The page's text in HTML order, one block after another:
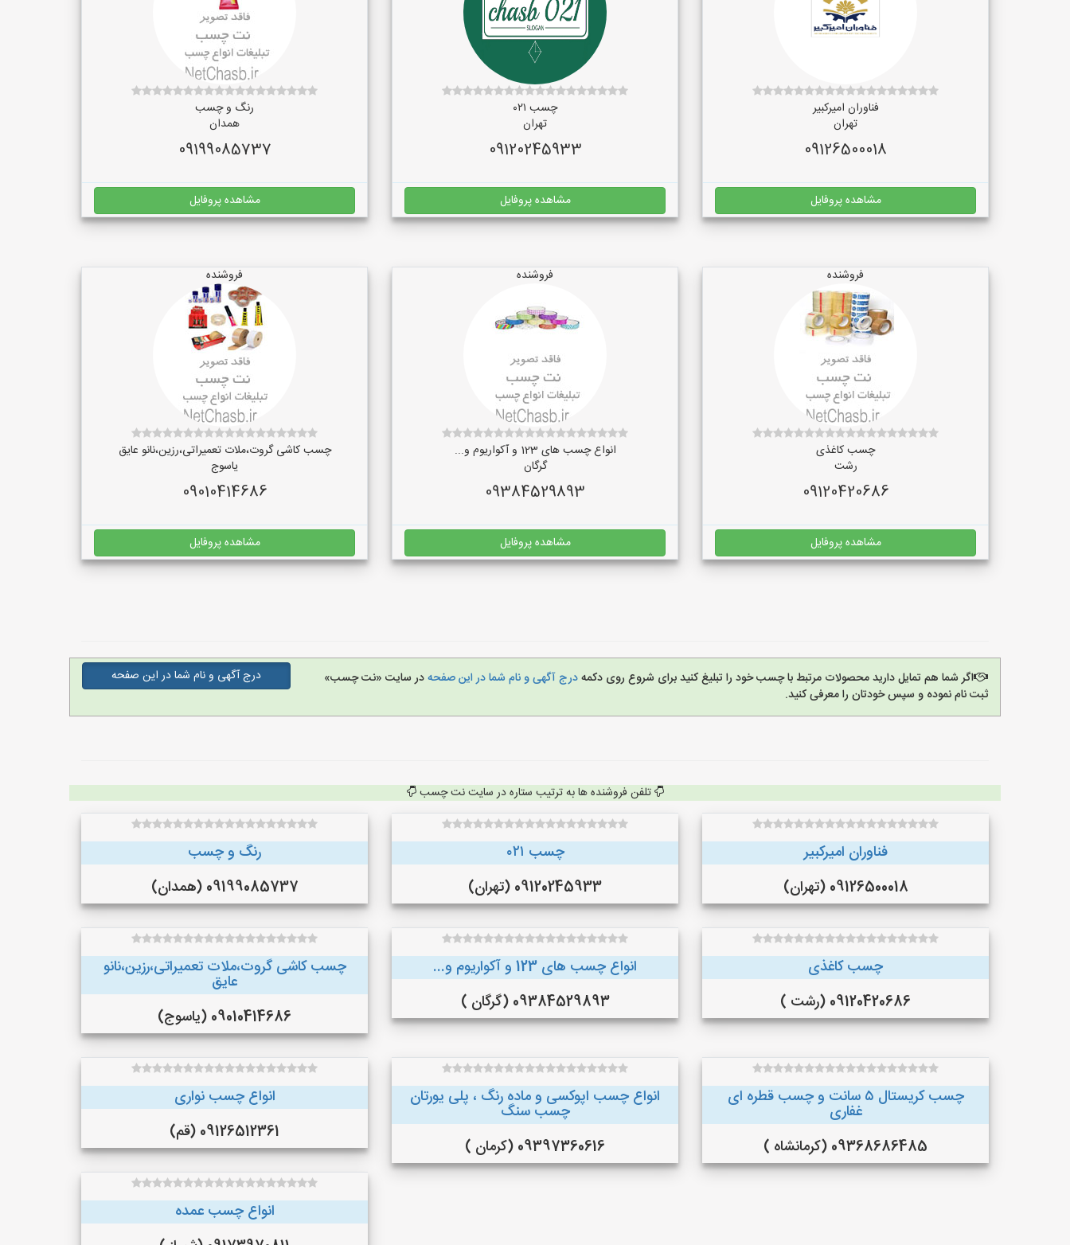
فناوران امیرکبیر
تهران
09126500018
مشاهده پروفایل
چسب ۰۲۱
تهران
09120245933
مشاهده پروفایل
رنگ و چسب
همدان
09199085737
مشاهده پروفایل
فروشنده
چسب کاغذی
رشت
09120420686
مشاهده پروفایل
فروشنده
انواع چسب های 123 و آکواریوم و...
گرگان
09384529893
مشاهده پروفایل
فروشنده
چسب کاشی گروت،ملات تعمیراتی،رزین،نانو عایق
یاسوج
09010414686
مشاهده پروفایل
اگر شما هم تمایل دارید محصولات مرتبط با چسب خود را تبلیغ کنید برای شروع روی دکمهدرج آگهی و نام شما در این صفحهدر سایت «نت چسب»
ثبت نام نموده و سپس خودتان را معرفی کنید.
درج آگهی و نام شما در این صفحه
تلفن فروشنده ها به ترتیب ستاره در سایت نت چسب
فناوران امیرکبیر
09126500018 (تهران)
چسب ۰۲۱
09120245933 (تهران)
رنگ و چسب
09199085737 (همدان)
چسب کاغذی
09120420686 (رشت )
انواع چسب های 123 و آکواریوم و...
09384529893 (گرگان )
چسب کاشی گروت،ملات تعمیراتی،رزین،نانو
عایق
09010414686 (یاسوج)
چسب کریستال ۵ سانت و چسب قطره ای
غفاری
09368686485 (کرمانشاه )
انواع چسب اپوکسی و ماده رنگ ، پلی یورتان
چسب سنگ
09397360616 (کرمان )
انواع چسب نواری
09126512361 (قم)
انواع چسب عمده